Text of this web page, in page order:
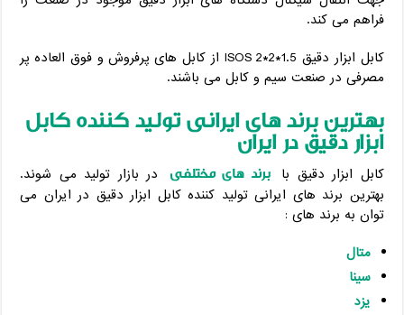
فراهم می کند.
کابل ابزار دقیق 1.5*2*2 ISOS از کابل های پرفروش و فوق العاده پر
مصرفی در صنعت سیم و کابل می باشند.
بهترین برند های ایرانی تولید کننده کابل
ابزار دقیق در ایران
کابل ابزار دقیق با برند های مختلفی
در بازار تولید می شوند.
بهترین برند های ایرانی تولید کننده کابل ابزار دقیق در ایران می
توان به برند های :
متال
سینا
یزد